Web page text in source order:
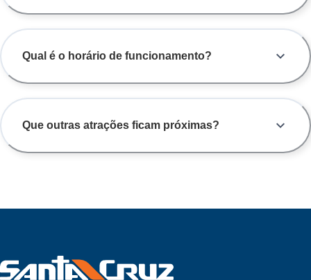
Qual é o horário de funcionamento?
Que outras atrações ficam próximas?